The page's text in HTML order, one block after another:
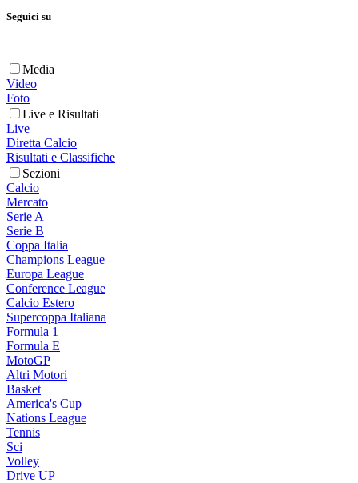
Seguici su
Media
Video
Foto
Live e Risultati
Live
Diretta Calcio
Risultati e Classifiche
Sezioni
Calcio
Mercato
Serie A
Serie B
Coppa Italia
Champions League
Europa League
Conference League
Calcio Estero
Supercoppa Italiana
Formula 1
Formula E
MotoGP
Altri Motori
Basket
America's Cup
Nations League
Tennis
Sci
Volley
Drive UP